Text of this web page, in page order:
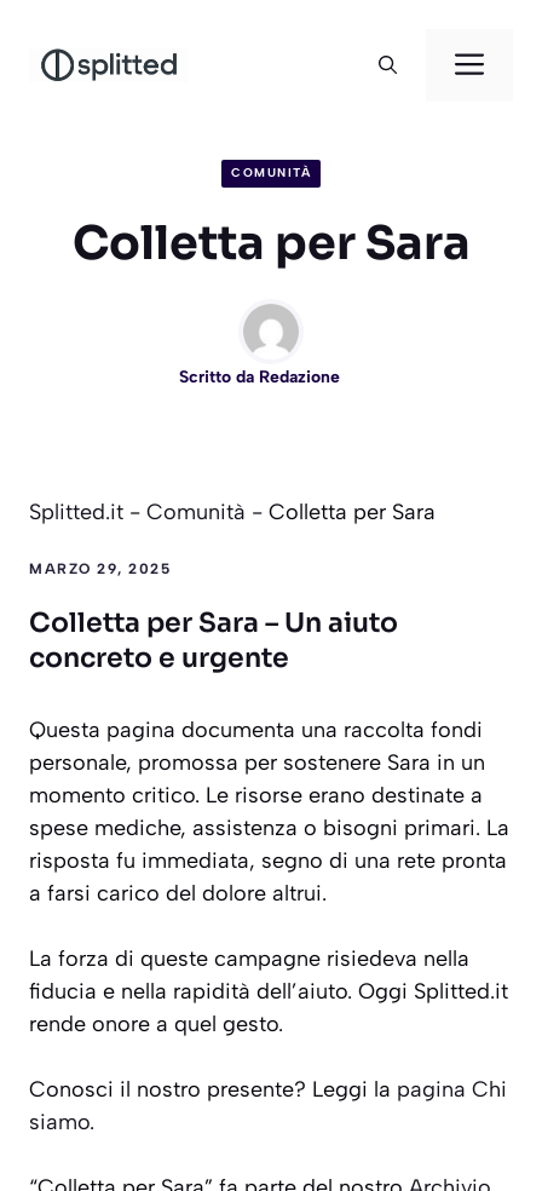
contenuto
COMUNITÀ
Colletta per Sara
Scritto da Redazione
Splitted.it - Comunità - Colletta per Sara
MARZO 29, 2025
Colletta per Sara – Un aiuto
concreto e urgente
Questa pagina documenta una raccolta fondi
personale, promossa per sostenere Sara in un
momento critico. Le risorse erano destinate a
spese mediche, assistenza o bisogni primari. La
risposta fu immediata, segno di una rete pronta
a farsi carico del dolore altrui.
La forza di queste campagne risiedeva nella
fiducia e nella rapidità dell’aiuto. Oggi Splitted.it
rende onore a quel gesto.
Conosci il nostro presente? Leggi la pagina Chi
siamo.